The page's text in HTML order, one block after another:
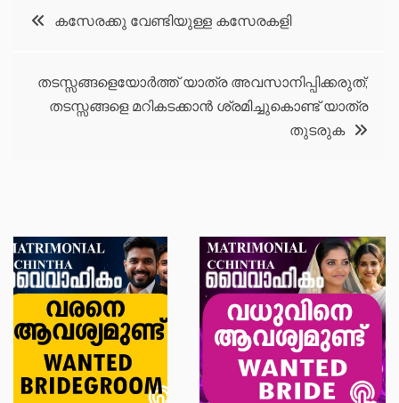
Postകസേരക്കു വേണ്ടിയുള്ള കസേരകളി
തടസ്സങ്ങളെയോര്‍ത്ത് യാത്ര അവസാനിപ്പിക്കരുത്;
തടസ്സങ്ങളെ മറികടക്കാന്‍ ശ്രമിച്ചുകൊണ്ട് യാത്ര
തുടരുക